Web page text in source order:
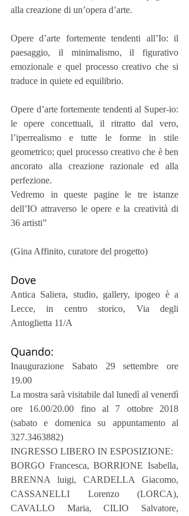
alla creazione di un’opera d’arte.
Opere d’arte fortemente tendenti all’Io: il
paesaggio, il minimalismo, il figurativo
emozionale e quel processo creativo che si
traduce in quiete ed equilibrio.
Opere d’arte fortemente tendenti al Super-io:
le opere concettuali, il ritratto dal vero,
l’iperrealismo e tutte le forme in stile
geometrico; quel processo creativo che è ben
ancorato alla creazione razionale ed alla
perfezione.
Vedremo in queste pagine le tre istanze
dell’IO attraverso le opere e la creatività di
36 artisti”
(Gina Affinito, curatore del progetto)
Dove
Antica Saliera, studio, gallery, ipogeo è a
Lecce, in centro storico, Via degli
Antoglietta 11/A
Quando:
Inaugurazione Sabato 29 settembre ore
19.00
La mostra sarà visitabile dal lunedì al venerdì
ore 16.00/20.00 fino al 7 ottobre 2018
(sabato e domenica su appuntamento al
327.3463882)
INGRESSO LIBERO IN ESPOSIZIONE:
BORGO Francesca, BORRIONE Isabella,
BRENNA luigi, CARDELLA Giacomo,
CASSANELLI Lorenzo (LORCA),
CAVALLO Maria, CILIO Salvatore,